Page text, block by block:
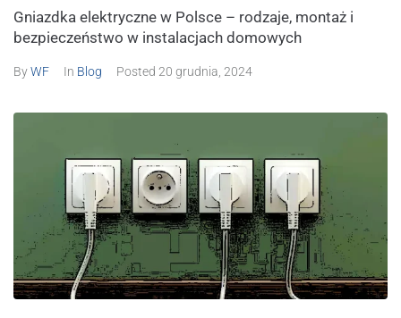
Gniazdka elektryczne w Polsce – rodzaje, montaż i
bezpieczeństwo w instalacjach domowych
ByWF In Blog Posted 20 grudnia, 2024